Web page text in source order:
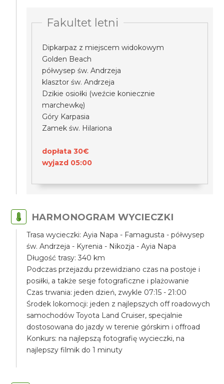
Fakultet letni
Dipkarpaz z miejscem widokowym
Golden Beach
półwysep św. Andrzeja
klasztor św. Andrzeja
Dzikie osiołki (weźcie koniecznie
marchewkę)
Góry Karpasia
Zamek św. Hilariona
dopłata 30€
wyjazd 05:00
HARMONOGRAM WYCIECZKI
Trasa wycieczki: Ayia Napa - Famagusta - półwysep
św. Andrzeja - Kyrenia - Nikozja - Ayia Napa
Długość trasy: 340 km
Podczas przejazdu przewidziano czas na postoje i
posiłki, a także sesje fotograficzne i plażowanie
Czas trwania: jeden dzień, zwykle 07:15 - 21:00
Środek lokomocji: jeden z najlepszych off roadowych
samochodów Toyota Land Cruiser, specjalnie
dostosowana do jazdy w terenie górskim i offroad
Konkurs: na najlepszą fotografię wycieczki, na
najlepszy filmik do 1 minuty